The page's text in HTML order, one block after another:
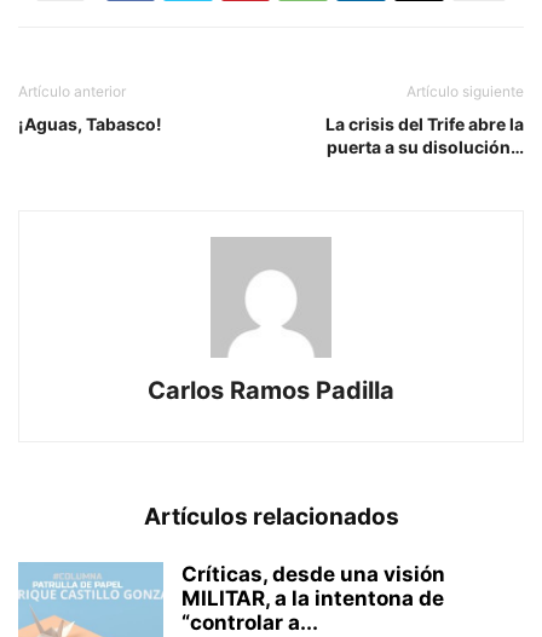
Artículo anterior
¡Aguas, Tabasco!
Artículo siguiente
La crisis del Trife abre la
puerta a su disolución…
Carlos Ramos Padilla
Artículos relacionados
Críticas, desde una visión
MILITAR, a la intentona de
“controlar a...